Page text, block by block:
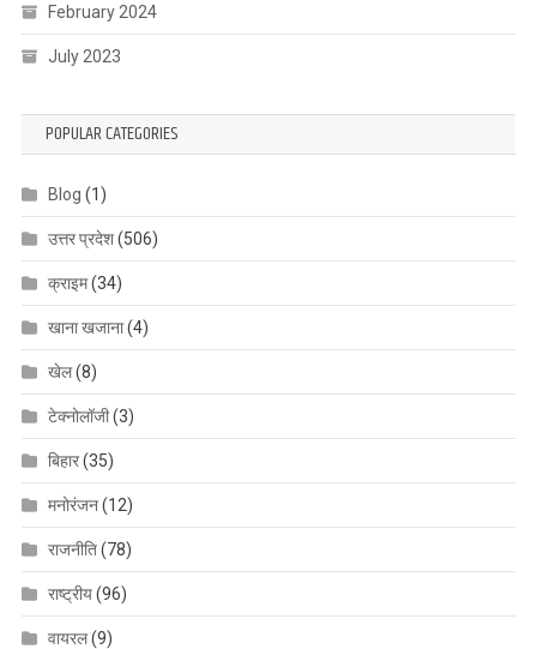
February 2024
July 2023
POPULAR CATEGORIES
Blog (1)
उत्तर प्रदेश(506)
क्राइम(34)
खाना खजाना(4)
खेल(8)
टेक्नोलॉजी(3)
बिहार(35)
मनोरंजन(12)
राजनीति(78)
राष्ट्रीय(96)
वायरल(9)